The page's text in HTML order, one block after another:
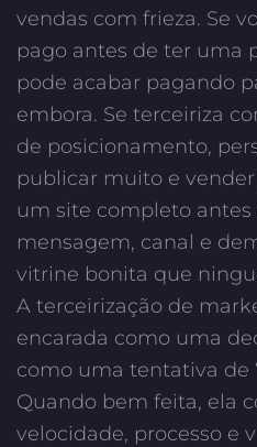
vendas com frieza. Se
pago antes de ter uma
pode acabar pagando
embora. Se terceiriza
de posicionamento,
publicar muito e
um site completo antes
mensagem, canal e
vitrine bonita que
A terceirização de
encarada como uma
como uma tentativa de
Quando bem feita, ela
velocidade, processo e